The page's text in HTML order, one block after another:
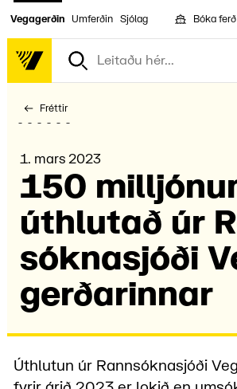
Vegagerðin Umferðin Sjólag Bóka
Fréttir
1. mars 2023
150
úthlut­að úr
sókna­sjóði
gerðar­innar
Úthlutun úr Rannsóknasjóði